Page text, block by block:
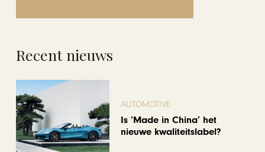
Recent nieuws
AUTOMOTIVE
Is ‘Made in China’ het
nieuwe kwaliteitslabel?